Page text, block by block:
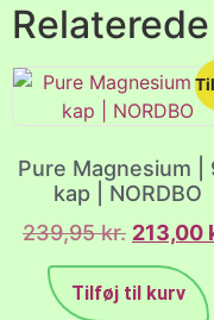
Pure Magnesium |
kap | NORDBO
239,95kr. 213,00
Tilføj til kurv